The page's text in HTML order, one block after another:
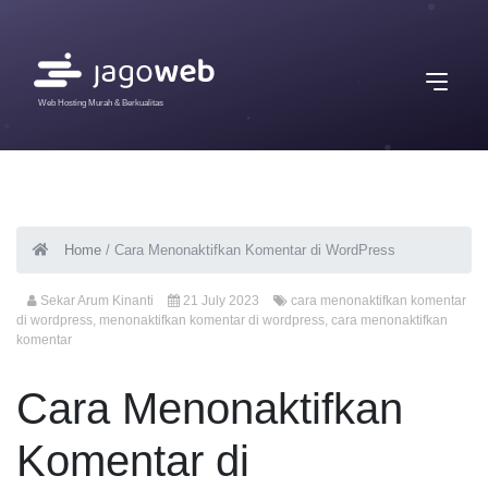
Web Hosting Murah & Berkualitas
Home / Cara Menonaktifkan Komentar di WordPress
Sekar Arum Kinanti 21 July 2023
cara menonaktifkan komentar
di wordpress, menonaktifkan komentar di wordpress, cara menonaktifkan
komentar
Cara Menonaktifkan
Komentar di